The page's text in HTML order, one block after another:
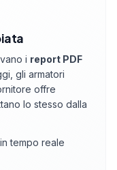
i report PDF
gli armatori
offre
lo stesso dalla
tempo reale